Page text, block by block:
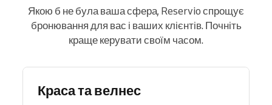
Якою б не була ваша сфера, Reservio спрощує
бронювання для вас і ваших клієнтів. Почніть
краще керувати своїм часом.
Краса та велнес